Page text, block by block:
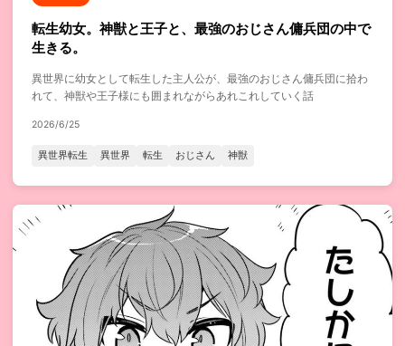
転生幼女。神獣と王子と、最強のおじさん傭兵団の中で
生きる。
異世界に幼女として転生した主人公が、最強のおじさん傭兵団に拾わ
れて、神獣や王子様にも囲まれながらあれこれしていく話
2026/6/25
異世界転生 異世界 転生 おじさん 神獣